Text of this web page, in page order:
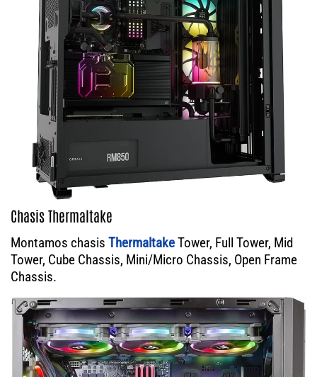
Chasis Thermaltake
Montamos chasis ThermaltakeTower, Full Tower, Mid
Tower, Cube Chassis, Mini/Micro Chassis, Open Frame
Chassis.